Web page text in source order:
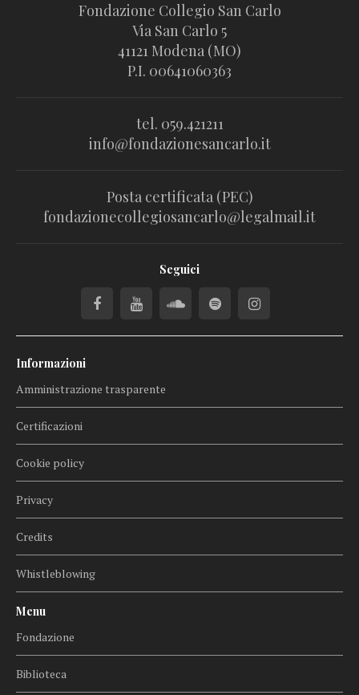
Fondazione Collegio San Carlo
Via San Carlo 5
41121 Modena (MO)
P.I. 00641060363
tel. 059.421211
info@fondazionesancarlo.it
Posta certificata (PEC)
fondazionecollegiosancarlo@legalmail.it
Seguici
Informazioni
Amministrazione trasparente
Certificazioni
Cookie policy
Privacy
Credits
Whistleblowing
Menu
Fondazione
Biblioteca